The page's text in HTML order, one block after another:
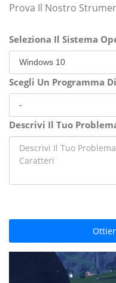
Prova Il Nostro
Seleziona Il Sistema
Scegli Un Programma
Descrivi Il Tuo